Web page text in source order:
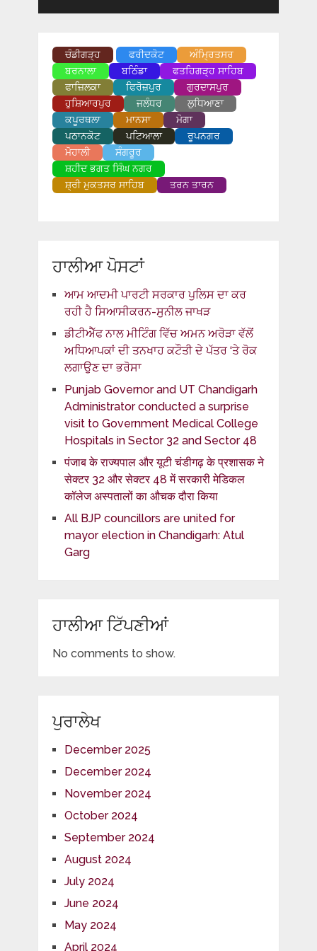
ਚੰਡੀਗੜ੍ਹ ਫਰੀਦਕੋਟ
ਅੰਮ੍ਰਿਤਸਰ
ਬਰਨਾਲਾ
ਬਠਿੰਡਾ
ਫਤਹਿਗੜ੍ਹ ਸਾਹਿਬ
ਫਾਜ਼ਿਲਕਾ
ਫਿਰੋਜ਼ਪੁਰ
ਗੁਰਦਾਸਪੁਰ
ਹੁਸ਼ਿਆਰਪੁਰ
ਜਲੰਧਰ
ਲੁਧਿਆਣਾ
ਕਪੂਰਥਲਾ
ਮਾਨਸਾ
ਮੋਗਾ
ਪਠਾਨਕੋਟ
ਪਟਿਆਲਾ
ਰੂਪਨਗਰ
ਮੋਹਾਲੀ
ਸੰਗਰੂਰ
ਸ਼ਹੀਦ ਭਗਤ ਸਿੰਘ ਨਗਰ
ਸ਼੍ਰੀ ਮੁਕਤਸਰ ਸਾਹਿਬ
ਤਰਨ ਤਾਰਨ
ਹਾਲੀਆ ਪੋਸਟਾਂ
ਆਮ ਆਦਮੀ ਪਾਰਟੀ ਸਰਕਾਰ ਪੁਲਿਸ ਦਾ ਕਰ
ਰਹੀ ਹੈ ਸਿਆਸੀਕਰਨ-ਸੁਨੀਲ ਜਾਖੜ
ਡੀਟੀਐੱਫ ਨਾਲ ਮੀਟਿੰਗ ਵਿੱਚ ਅਮਨ ਅਰੋੜਾ ਵੱਲੋਂ
ਅਧਿਆਪਕਾਂ ਦੀ ਤਨਖਾਹ ਕਟੌਤੀ ਦੇ ਪੱਤਰ ‘ਤੇ ਰੋਕ
ਲਗਾਉਣ ਦਾ ਭਰੋਸਾ
Punjab Governor and UT Chandigarh
Administrator conducted a surprise
visit to Government Medical College
Hospitals in Sector 32 and Sector 48
पंजाब के राज्यपाल और यूटी चंडीगढ़ के प्रशासक ने
सेक्टर 32 और सेक्टर 48 में सरकारी मेडिकल
कॉलेज अस्पतालों का औचक दौरा किया
All BJP councillors are united for
mayor election in Chandigarh: Atul
Garg
ਹਾਲੀਆ ਟਿੱਪਣੀਆਂ
No comments to show.
ਪੁਰਾਲੇਖ
December 2025
December 2024
November 2024
October 2024
September 2024
August 2024
July 2024
June 2024
May 2024
April 2024